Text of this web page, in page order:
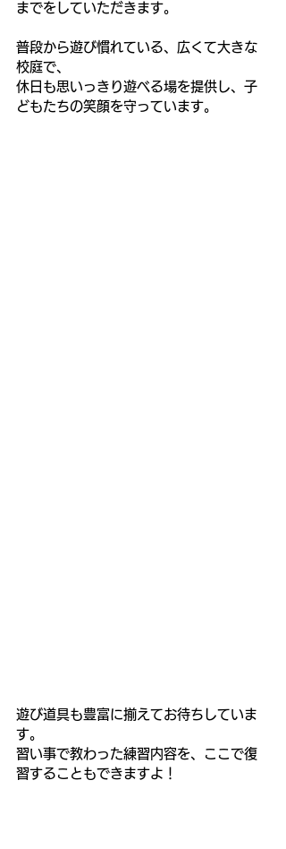
までをしていただきます。
普段から遊び慣れている、広くて大きな
校庭で、
休日も思いっきり遊べる場を提供し、子
どもたちの笑顔を守っています。
遊び道具も豊富に揃えてお待ちしていま
す。
習い事で教わった練習内容を、ここで復
習することもできますよ！